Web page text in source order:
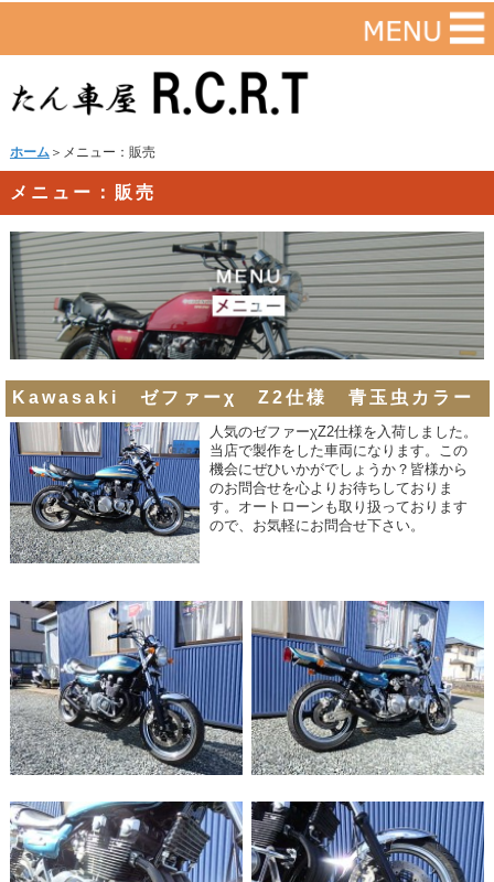
ホーム ＞メニュー：販売
メニュー：販売
Kawasaki ゼファーχ Z2仕様 青玉虫カラー
人気のゼファーχZ2仕様を入荷しました。
当店で製作をした車両になります。この
機会にぜひいかがでしょうか？皆様から
のお問合せを心よりお待ちしておりま
す。オートローンも取り扱っております
ので、お気軽にお問合せ下さい。